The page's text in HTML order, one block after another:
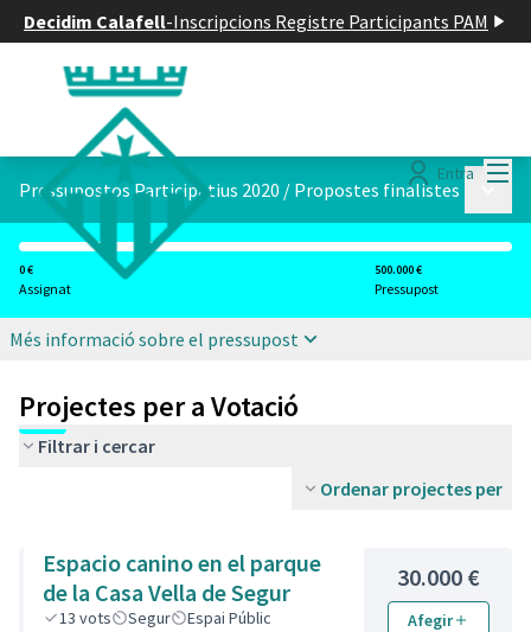
Decidim Calafell-Inscripcions Registre Participants PAM
Entra
Pressupostos Participatius 2020 / Propostes finalistes
0 €
Assignat
500.000 €
Pressupost
Més informació sobre el pressupost
Projectes per a Votació
Filtrar i cercar
Ordenar projectes per
Espacio canino en el parque
de la Casa Vella de Segur
13 vots Segur Espai Públic
30.000 €
Afegir